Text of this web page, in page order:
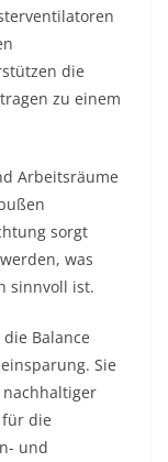
die
zu einem
Arbeitsräume
sorgt
was
sinnvoll ist.
Balance
Sie
die
und